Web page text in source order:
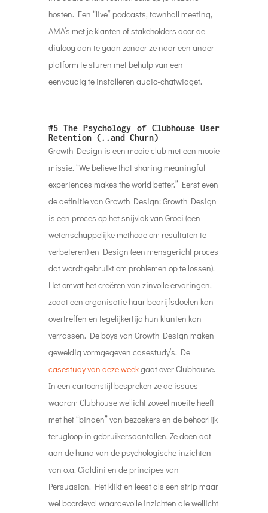
hosten. Een “live” podcasts, townhall meeting,
AMA’s met je klanten of stakeholders door de
dialoog aan te gaan zonder ze naar een ander
platform te sturen met behulp van een
eenvoudig te installeren audio-chatwidget.
#5 The Psychology of Clubhouse User
Retention (..and Churn)
Growth Design is een mooie club met een mooie
missie. “We believe that sharing meaningful
experiences makes the world better.” Eerst even
de definitie van Growth Design: Growth Design
is een proces op het snijvlak van Groei (een
wetenschappelijke methode om resultaten te
verbeteren) en Design (een mensgericht proces
dat wordt gebruikt om problemen op te lossen).
Het omvat het creëren van zinvolle ervaringen,
zodat een organisatie haar bedrijfsdoelen kan
overtreffen en tegelijkertijd hun klanten kan
verrassen. De boys van Growth Design maken
geweldig vormgegeven casestudy’s. De
casestudy van deze weekgaat over Clubhouse.
In een cartoonstijl bespreken ze de issues
waarom Clubhouse wellicht zoveel moeite heeft
met het “binden” van bezoekers en de behoorlijk
terugloop in gebruikersaantallen. Ze doen dat
aan de hand van de psychologische inzichten
van o.a. Cialdini en de principes van
Persuasion. Het klikt en leest als een strip maar
wel boordevol waardevolle inzichten die wellicht